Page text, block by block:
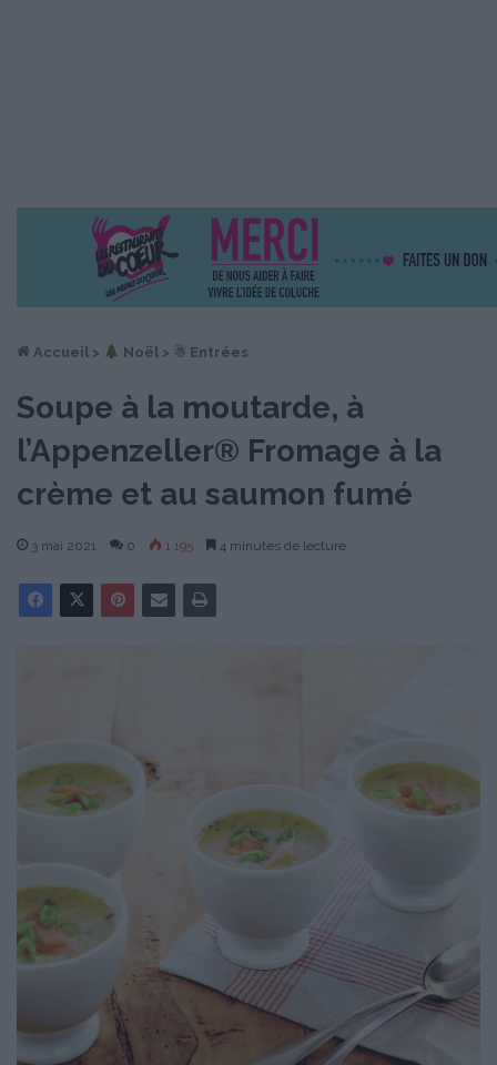
Accueil > ︎ Noël > ☃ Entrées
Soupe à la moutarde, à
l’Appenzeller® Fromage à la
crème et au saumon fumé
3 mai 2021 0 1 195 4 minutes de lecture